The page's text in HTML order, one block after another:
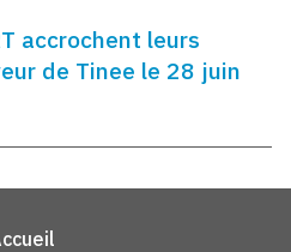
accrochent leurs
de Tinee le 28 juin